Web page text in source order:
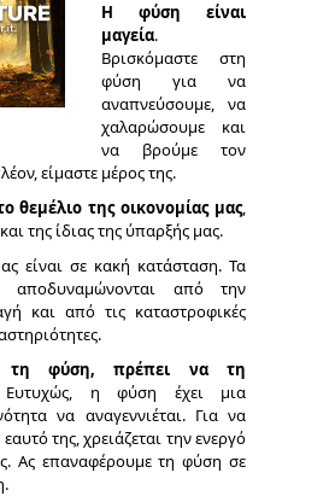
Η φύση είναι
μαγεία.
Βρισκόμαστε στη
φύση για να
αναπνεύσουμε, να
χαλαρώσουμε και
να βρούμε τον
είμαστε μέρος της.
θεμέλιο της οικονομίας μας,
της ίδιας της ύπαρξής μας.
είναι σε κακή κατάσταση. Τα
αποδυναμώνονται από την
και από τις καταστροφικές
τη φύση, πρέπει να τη
η φύση έχει μια
να αναγεννιέται. Για να
της, χρειάζεται την ενεργό
Ας επαναφέρουμε τη φύση σε